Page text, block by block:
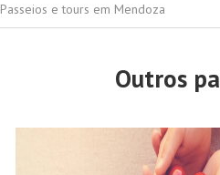
Passeios e tours em Mendoza
Outros